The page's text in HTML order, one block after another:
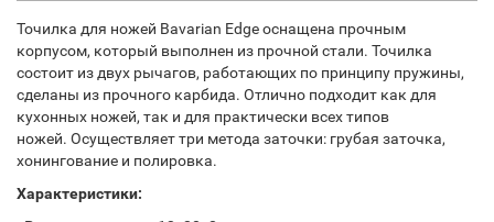
Точилка для ножей Bavarian Edge оснащена прочным
корпусом, который выполнен из прочной стали. Точилка
состоит из двух рычагов, работающих по принципу пружины,
сделаны из прочного карбида. Отлично подходит как для
кухонных ножей, так и для практически всех типов
ножей. Осуществляет три метода заточки: грубая заточка,
хонингование и полировка.
Характеристики: